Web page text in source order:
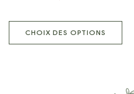
CHOIX DES OPTIONS